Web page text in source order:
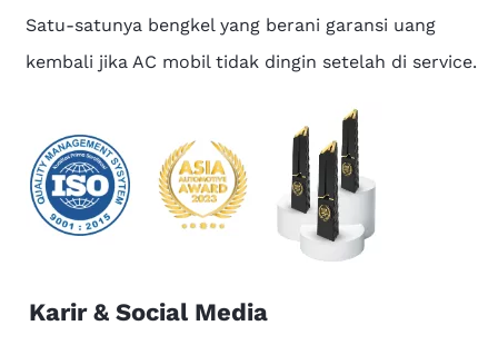
Satu-satunya bengkel yang berani garansi uang
kembali jika AC mobil tidak dingin setelah di service.
Karir & Social Media